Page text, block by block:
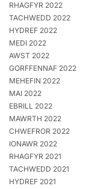
RHAGFYR 2022
TACHWEDD 2022
HYDREF 2022
MEDI 2022
AWST 2022
GORFFENNAF 2022
MEHEFIN 2022
MAI 2022
EBRILL 2022
MAWRTH 2022
CHWEFROR 2022
IONAWR 2022
RHAGFYR 2021
TACHWEDD 2021
HYDREF 2021